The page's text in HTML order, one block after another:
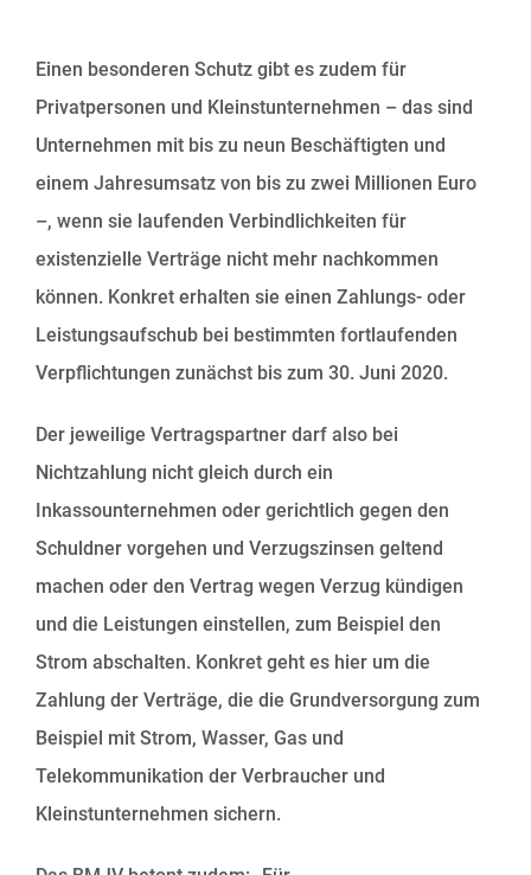
Einen besonderen Schutz gibt es zudem für
Privatpersonen und Kleinstunternehmen – das sind
Unternehmen mit bis zu neun Beschäftigten und
einem Jahresumsatz von bis zu zwei Millionen Euro
–, wenn sie laufenden Verbindlichkeiten für
existenzielle Verträge nicht mehr nachkommen
können. Konkret erhalten sie einen Zahlungs- oder
Leistungsaufschub bei bestimmten fortlaufenden
Verpflichtungen zunächst bis zum 30. Juni 2020.
Der jeweilige Vertragspartner darf also bei
Nichtzahlung nicht gleich durch ein
Inkassounternehmen oder gerichtlich gegen den
Schuldner vorgehen und Verzugszinsen geltend
machen oder den Vertrag wegen Verzug kündigen
und die Leistungen einstellen, zum Beispiel den
Strom abschalten. Konkret geht es hier um die
Zahlung der Verträge, die die Grundversorgung zum
Beispiel mit Strom, Wasser, Gas und
Telekommunikation der Verbraucher und
Kleinstunternehmen sichern.